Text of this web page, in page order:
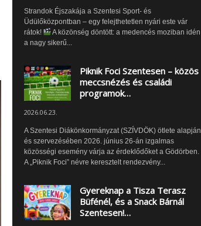
Strandok Éjszakája a Szentesi Sport- és
Üdülőközpontban – egy felejthetetlen nyári este vár
rátok!
A közönség döntött: a medencés moziban idén
a nagy sikerű...
Piknik Foci Szentesen – közös
meccsnézés és családi
programok…
2026.06.23.
A Szentesi Diákönkormányzat (SZÍVDÖK) ötlete alapján
és szervezésében 2026. június 26-án izgalmas
közösségi esemény várja az érdeklődőket a Gödörben.
A „Piknik Foci” névre keresztelt rendezvény...
Gyereknap a Tisza Terasz
Büfénél, és a Snack Bárnál
Szentesen!…